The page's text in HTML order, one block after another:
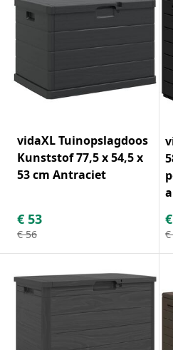
vidaXL Tuinopslagdoos
Kunststof 77,5 x 54,5 x
53 cm Antraciet
€ 53
€ 56
€
€